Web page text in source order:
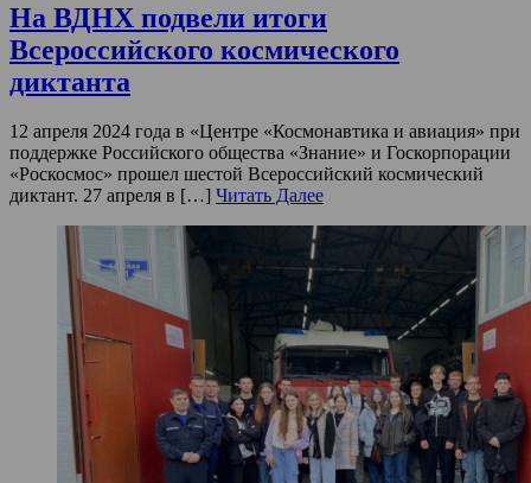
На ВДНХ подвели итоги
Всероссийского космического
диктанта
12 апреля 2024 года в «Центре «Космонавтика и авиация» при
поддержке Российского общества «Знание» и Госкорпорации
«Роскосмос» прошел шестой Всероссийский космический
диктант. 27 апреля в […] Читать Далее